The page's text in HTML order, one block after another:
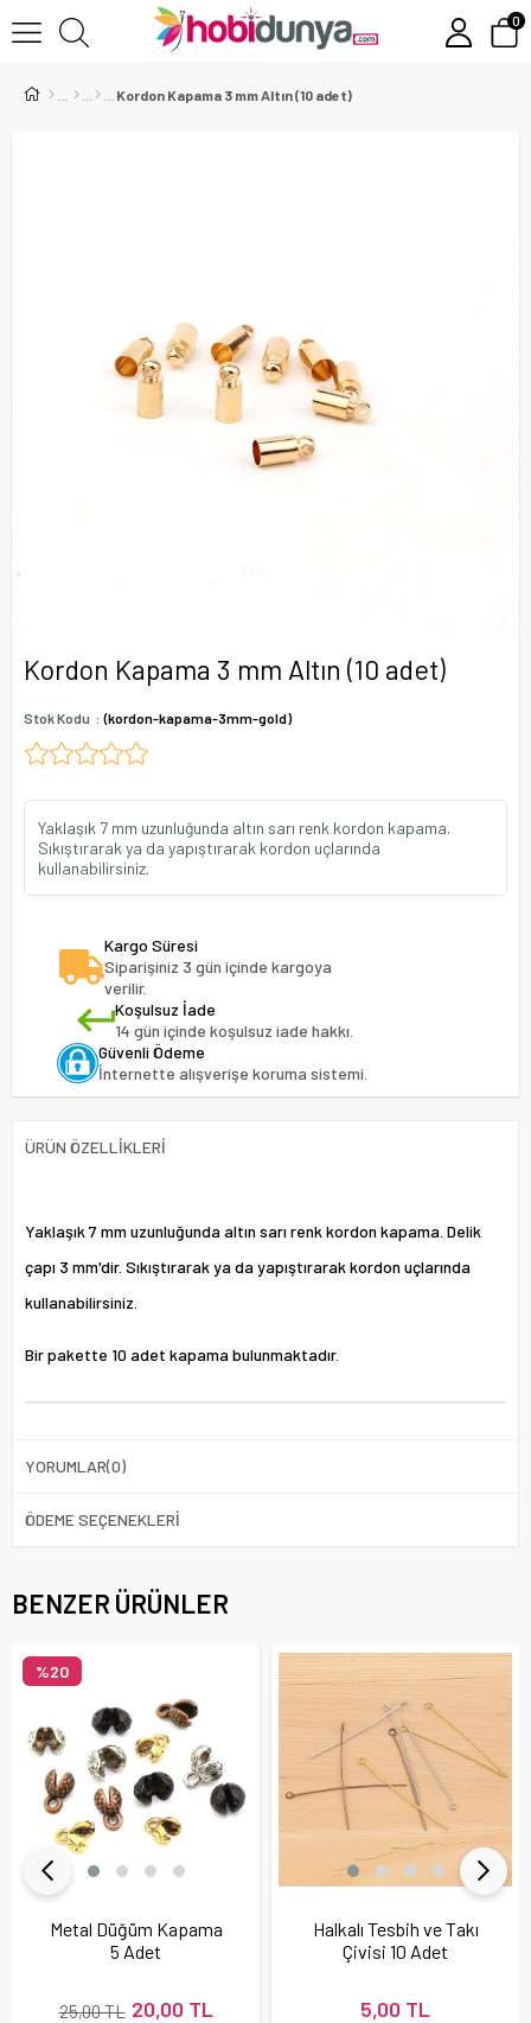
0
Kordon Kapama 3 mm Altın (10 adet)
Kordon Kapama 3 mm Altın (10 adet)
Stok Kodu (kordon-kapama-3mm-gold)
Yaklaşık 7 mm uzunluğunda altın sarı renk kordon kapama.
Sıkıştırarak ya da yapıştırarak kordon uçlarında
kullanabilirsiniz.
Kargo Süresi
Siparişiniz 3 gün içinde kargoya
verilir.
Koşulsuz İade
14 gün içinde koşulsuz iade hakkı.
Güvenli Ödeme
İnternette alışverişe koruma sistemi.
ÜRÜN ÖZELLIKLERI
Yaklaşık 7 mm uzunluğunda altın sarı renk kordon kapama. Delik
çapı 3 mm'dir. Sıkıştırarak ya da yapıştırarak kordon uçlarında
kullanabilirsiniz.
Bir pakette 10 adet kapama bulunmaktadır.
YORUMLAR(0)
ÖDEME SEÇENEKLERI
BENZER ÜRÜNLER
Metal Düğüm Kapama
5 Adet
20,00 TL
25,00 TL
%20
Halkalı Tesbih ve Takı
Çivisi 10 Adet
5,00 TL